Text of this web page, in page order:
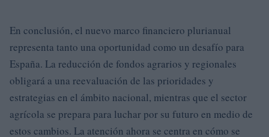
En conclusión, el nuevo marco financiero plurianual
representa tanto una oportunidad como un desafío para
España. La reducción de fondos agrarios y regionales
obligará a una reevaluación de las prioridades y
estrategias en el ámbito nacional, mientras que el sector
agrícola se prepara para luchar por su futuro en medio de
estos cambios. La atención ahora se centra en cómo se